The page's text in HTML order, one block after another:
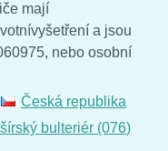
mají
a jsou
nebo osobní
Česká republika
bulteriér (076)